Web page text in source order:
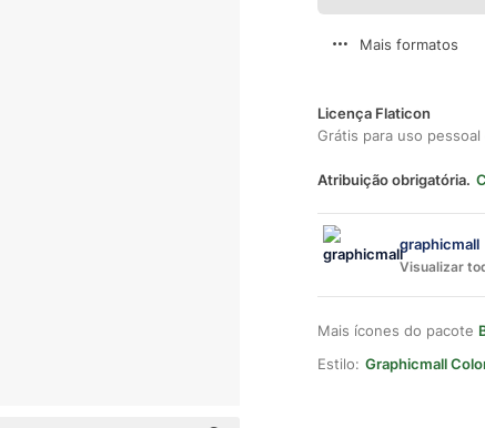
Mais formatos
Licença Flaticon
Grátis para uso
Atribuição obrigatória.
graphicmall
Visualizar
Mais ícones do pacote
Estilo: Graphicmall